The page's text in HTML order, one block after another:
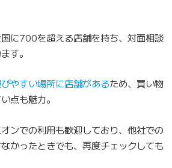
国に700を超える店舗を持ち、対面相談
す。
やすい場所に店舗があるため、買い物
点も魅力。
ンでの利用も歓迎しており、他社での
かったときでも、再度チェックしても